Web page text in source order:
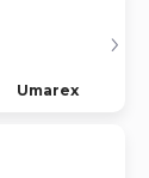
Umarex